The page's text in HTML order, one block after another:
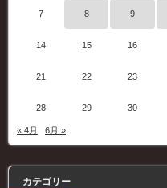
7 8 9
14 15 16
21 22 23
28 29 30
« 4月 6月 »
カテゴリー